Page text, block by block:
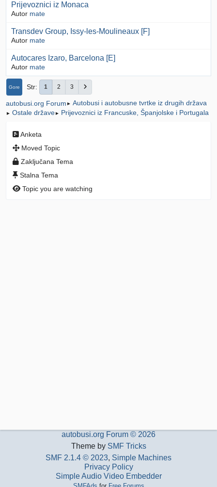
Prijevoznici iz Monaca
Autor mate
Transdev Group, Issy-les-Moulineaux [F]
Autor mate
Autocares Izaro, Barcelona [E]
Autor mate
Gore Str 1 2 3
autobusi.org Forum ► Autobusi i autobusne tvrtke iz drugih država
► Ostale države► Prijevoznici iz Francuske, Španjolske i Portugala
Anketa
Moved Topic
Zaključana Tema
Stalna Tema
Topic you are watching
autobusi.org Forum © 2026
Theme by SMF Tricks
SMF 2.1.4 © 2023, Simple Machines
Privacy Policy
Simple Audio Video Embedder